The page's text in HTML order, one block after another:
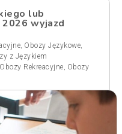
lub
wyjazd
, Obozy Językowe,
z Językiem
Obozy Rekreacyjne, Obozy